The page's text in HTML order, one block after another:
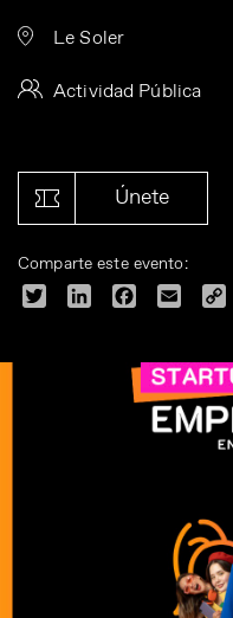
Le Soler
Actividad Pública
Únete
Comparte este evento:
Twitter LinkedInFacebook
Email